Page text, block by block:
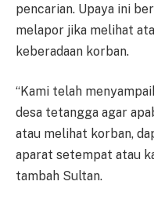
pencarian. Upaya ini
melapor jika melihat
keberadaan korban.
“Kami telah
desa tetangga agar
atau melihat korban,
aparat setempat atau
tambah Sultan.